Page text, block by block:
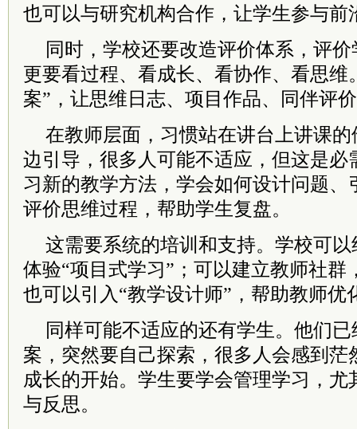
也可以与研究机构合作，让学生参与前
同时，学校还要改造评价体系，评
更要看过程、看成长、看协作、看思维
案”，让思维日志、项目作品、同伴评
在教师层面，习惯站在讲台上讲课
边引导，很多人可能不适应，但这是必
习新的教学方法，学会如何设计问题、
评价思维过程，帮助学生复盘。
这需要系统的培训和支持。学校可
体验“项目式学习”；可以建立教师社群
也可以引入“教学设计师”，帮助教师优
同样可能不适应的还有学生。他们
案，突然要自己探索，很多人会感到茫
成长的开始。学生要学会管理学习，尤
与反思。